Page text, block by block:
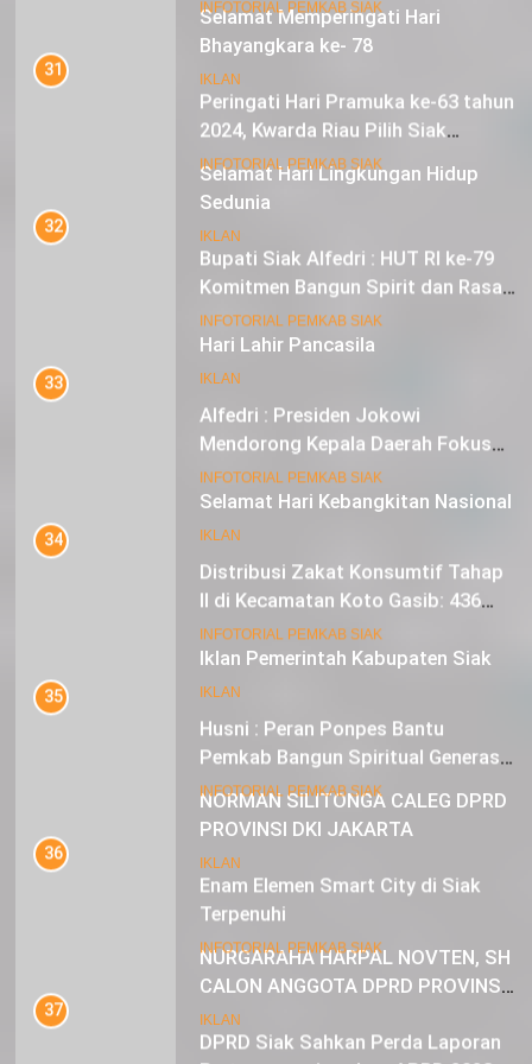
Selamat Memperingati Hari
Bhayangkara ke- 78
IKLAN
Selamat Hari Lingkungan Hidup
Sedunia
IKLAN
Hari Lahir Pancasila
IKLAN
Selamat Hari Kebangkitan Nasional
IKLAN
Iklan Pemerintah Kabupaten Siak
IKLAN
NORMAN SILITONGA CALEG DPRD
PROVINSI DKI JAKARTA
IKLAN
NURGARAHA HARPAL NOVTEN, SH
CALON ANGGOTA DPRD PROVINSI
DKI JAKARTA
IKLAN
31
Peringati Hari Pramuka ke-63 tahun
2024, Kwarda Riau Pilih Siak
Sebagai Tuan Rumah
INFOTORIAL PEMKAB SIAK
32
Bupati Siak Alfedri : HUT RI ke-79
Komitmen Bangun Spirit dan Rasa
Nasionalisme
INFOTORIAL PEMKAB SIAK
33
Mendorong Kepala Daerah Fokus
pada Inflasi dan Pilkada Serentak
INFOTORIAL PEMKAB SIAK
34
II di Kecamatan Koto Gasib: 436
Mustahik Terima Bantuan
INFOTORIAL PEMKAB SIAK
35
Pemkab Bangun Spiritual Generasi
Muda
INFOTORIAL PEMKAB SIAK
36
Enam Elemen Smart City di Siak
Terpenuhi
INFOTORIAL PEMKAB SIAK
37
DPRD Siak Sahkan Perda Laporan
Pertanggungjawaban APBD 2023